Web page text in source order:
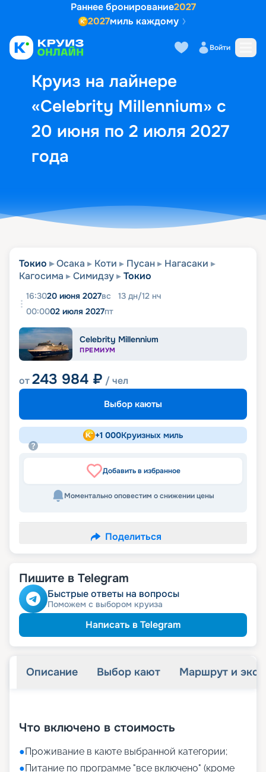
Раннее бронирование2027
2027миль каждому
Войти
Круиз на лайнере
«Celebrity Millennium» с
20 июня по 2 июля 2027
года
Выбор кают Маршрут и
Токио Осака Коти Пусан
Нагасаки
Кагосима
Симидзу Токио
16:3020 июня 2027вс 13 дн/12 нч
00:0002 июля 2027пт
Celebrity Millennium
ПРЕМИУМ
от243 984 ₽ / чел
Выбор каюты
+1 000Круизных миль
Добавить в избранное
Моментально оповестим о снижении цены
Поделиться
Пишите в Telegram
Быстрые ответы на вопросы
Поможем с выбором круиза
Написать в Telegram
Описание Выбор кают Маршрут и
Что включено в стоимость
●Проживание в каюте выбранной категории;
●Питание по программе "все включено" (кроме